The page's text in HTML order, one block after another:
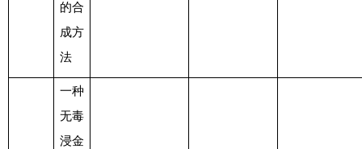
的合
成方
法
一种
无毒
浸金